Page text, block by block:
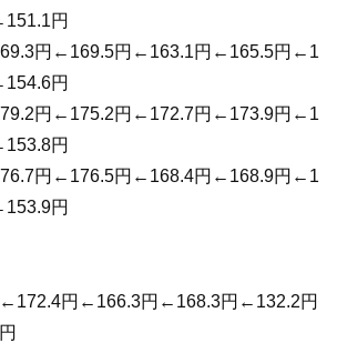
円
円←169.5円←163.1円←165.5円←1
円
円←175.2円←172.7円←173.9円←1
円
円←176.5円←168.4円←168.9円←1
円
円←166.3円←168.3円←132.2円